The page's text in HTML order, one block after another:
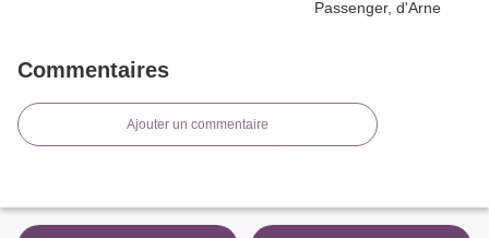
Commentaires
Ajouter un commentaire